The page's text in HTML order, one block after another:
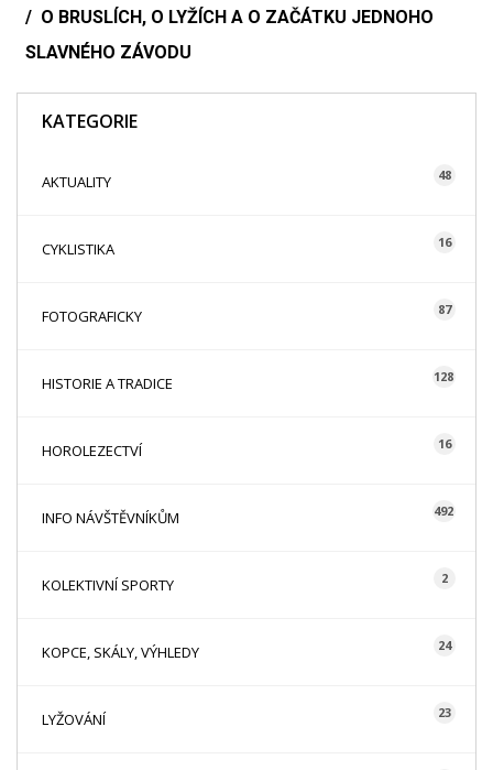
O BRUSLÍCH, O LYŽÍCH A O ZAČÁTKU JEDNOHO
SLAVNÉHO ZÁVODU
KATEGORIE
AKTUALITY 48
CYKLISTIKA 16
FOTOGRAFICKY 87
HISTORIE A TRADICE 128
HOROLEZECTVÍ 16
INFO NÁVŠTĚVNÍKŮM 492
KOLEKTIVNÍ SPORTY 2
KOPCE, SKÁLY, VÝHLEDY 24
LYŽOVÁNÍ 23